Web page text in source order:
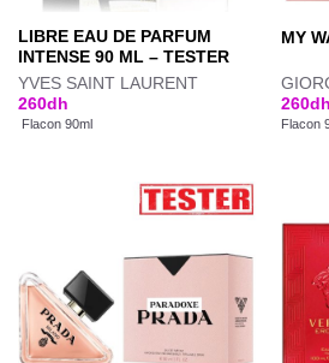
LIBRE EAU DE PARFUM
INTENSE 90 ML – TESTER
YVES SAINT LAURENT
260dh
Flacon 90ml
MY
260dh
Flacon